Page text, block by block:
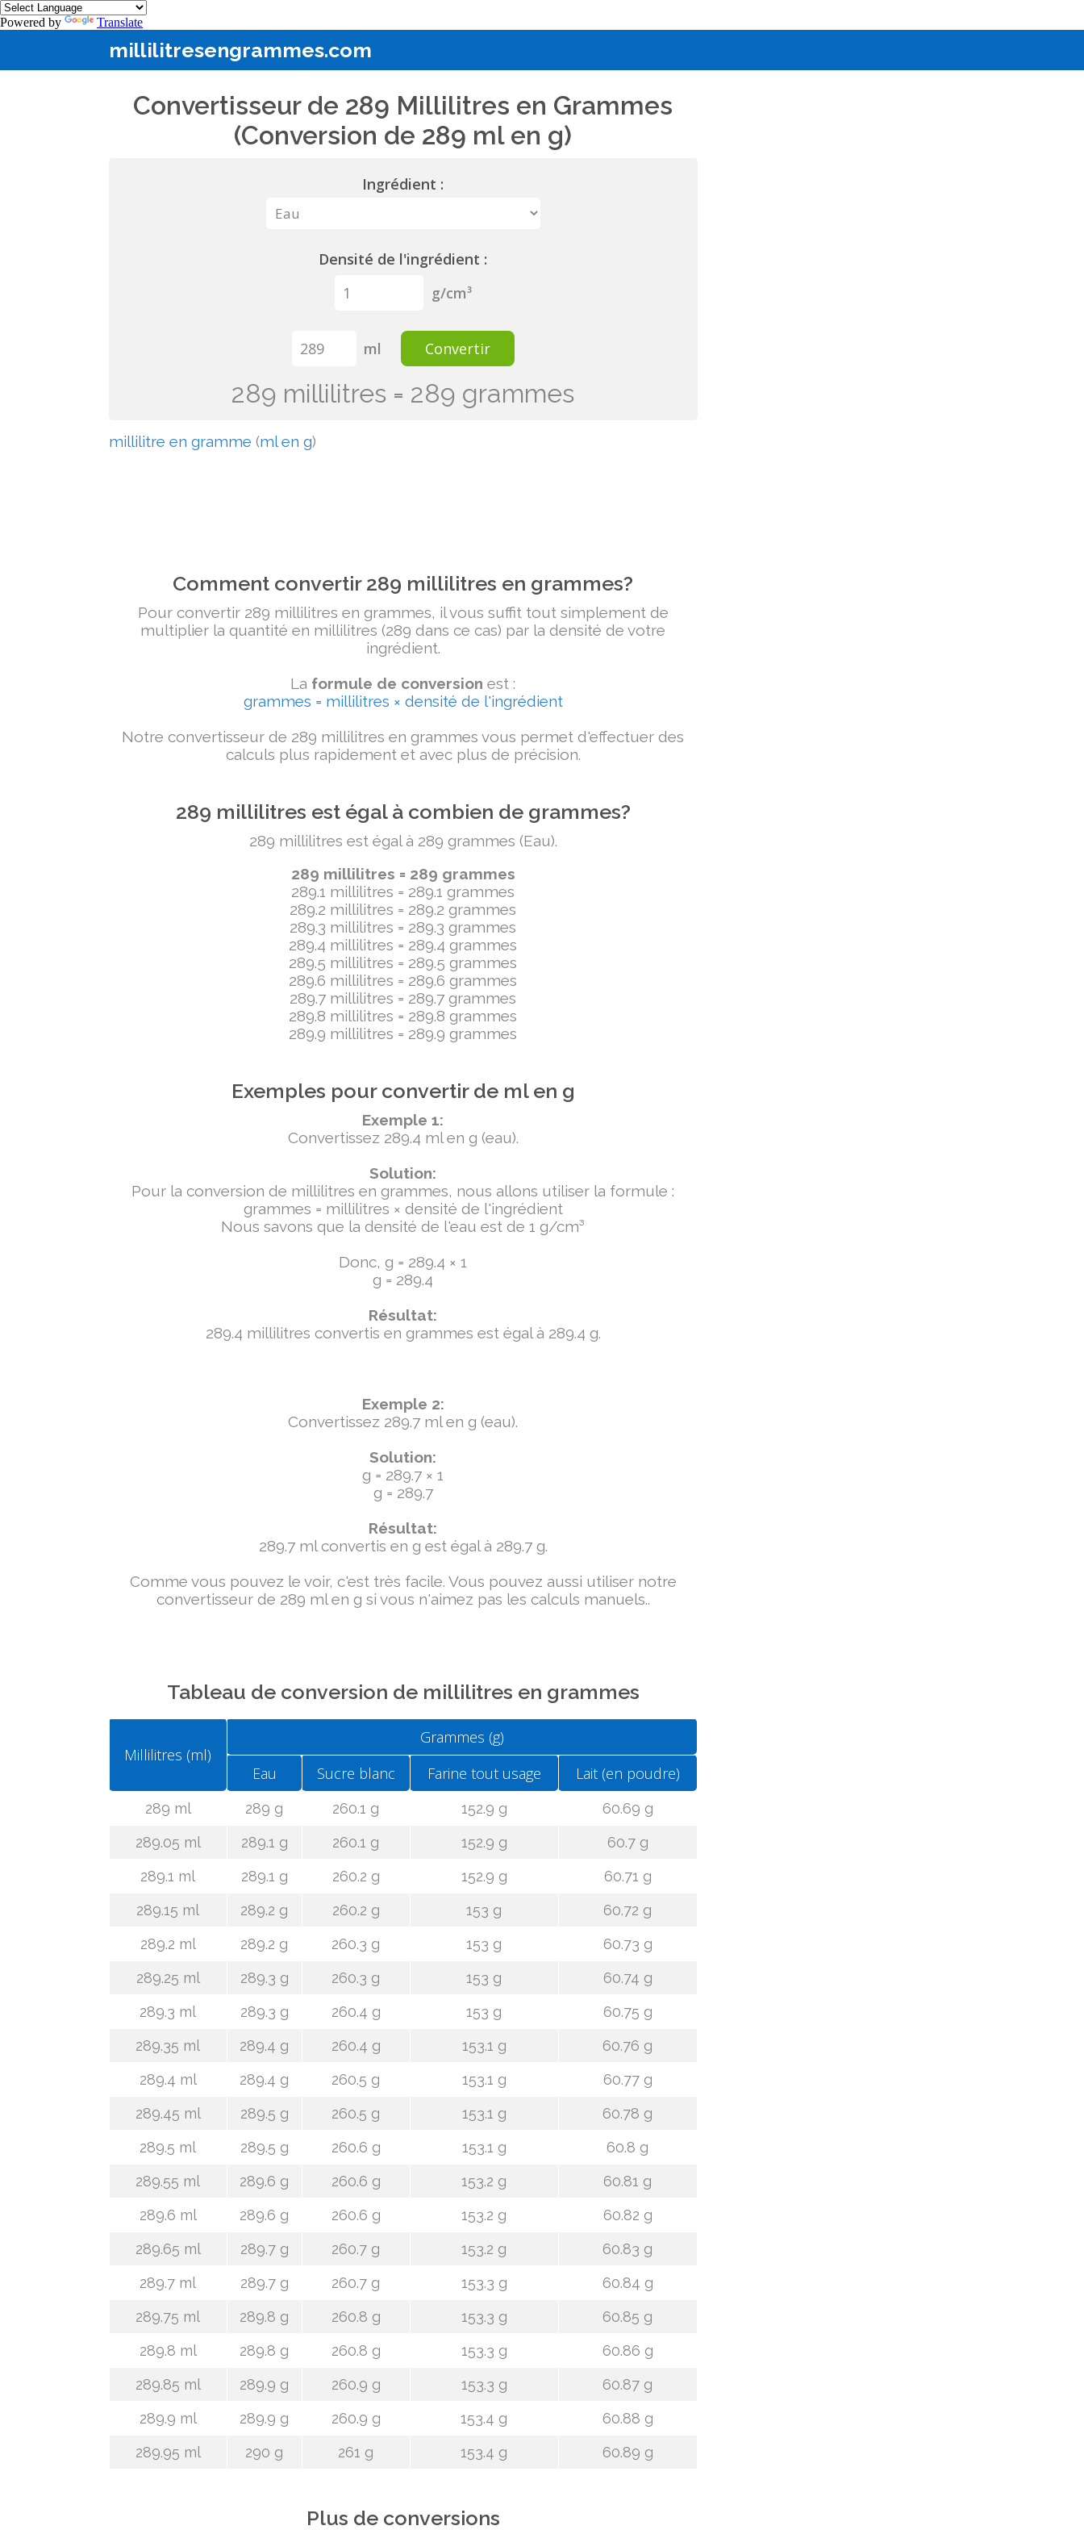
Powered by Translate
millilitresengrammes.com
Convertisseur de 289 Millilitres en Grammes
(Conversion de 289 ml en g)
Ingrédient :
Densité de l'ingrédient :
g/cm³
ml Convertir
289 millilitres = 289 grammes
millilitre en gramme (ml en g)
Comment convertir 289 millilitres en grammes?
Pour convertir 289 millilitres en grammes, il vous suffit tout simplement de
multiplier la quantité en millilitres (289 dans ce cas) par la densité de votre
ingrédient.
La formule de conversion est :
grammes = millilitres × densité de l'ingrédient
Notre convertisseur de 289 millilitres en grammes vous permet d'effectuer des
calculs plus rapidement et avec plus de précision.
289 millilitres est égal à combien de grammes?
289 millilitres est égal à 289 grammes (Eau).
289 millilitres = 289 grammes
289.1 millilitres = 289.1 grammes
289.2 millilitres = 289.2 grammes
289.3 millilitres = 289.3 grammes
289.4 millilitres = 289.4 grammes
289.5 millilitres = 289.5 grammes
289.6 millilitres = 289.6 grammes
289.7 millilitres = 289.7 grammes
289.8 millilitres = 289.8 grammes
289.9 millilitres = 289.9 grammes
Exemples pour convertir de ml en g
Exemple 1:
Convertissez 289.4 ml en g (eau).
Solution:
Pour la conversion de millilitres en grammes, nous allons utiliser la formule :
grammes = millilitres × densité de l'ingrédient
Nous savons que la densité de l'eau est de 1 g/cm³
Donc, g = 289.4 × 1
g = 289.4
Résultat:
289.4 millilitres convertis en grammes est égal à 289.4 g.
Exemple 2:
Convertissez 289.7 ml en g (eau).
Solution:
g = 289.7 × 1
g = 289.7
Résultat:
289.7 ml convertis en g est égal à 289.7 g.
Comme vous pouvez le voir, c'est très facile. Vous pouvez aussi utiliser notre
convertisseur de 289 ml en g si vous n'aimez pas les calculs manuels..
Tableau de conversion de millilitres en grammes
Millilitres (ml)
Grammes (g)
Eau
Sucre blanc Farine tout usage Lait (en poudre)
289 ml 289 g 260.1 g 152.9 g
60.69 g
289.05 ml
289.1 g 260.1 g 152.9 g
60.7 g
289.1 ml
289.1 g 260.2 g 152.9 g
60.71 g
289.15 ml
289.2 g 260.2 g 153 g
60.72 g
289.2 ml
289.2 g 260.3 g 153 g
60.73 g
289.25 ml
289.3 g 260.3 g 153 g
60.74 g
289.3 ml
289.3 g 260.4 g 153 g
60.75 g
289.35 ml
289.4 g 260.4 g 153.1 g
60.76 g
289.4 ml
289.4 g 260.5 g 153.1 g
60.77 g
289.45 ml
289.5 g 260.5 g 153.1 g
60.78 g
289.5 ml
289.5 g 260.6 g 153.1 g
60.8 g
289.55 ml
289.6 g 260.6 g 153.2 g
60.81 g
289.6 ml
289.6 g 260.6 g 153.2 g
60.82 g
289.65 ml
289.7 g 260.7 g 153.2 g
60.83 g
289.7 ml
289.7 g 260.7 g 153.3 g
60.84 g
289.75 ml
289.8 g 260.8 g 153.3 g
60.85 g
289.8 ml
289.8 g 260.8 g 153.3 g
60.86 g
289.85 ml
289.9 g 260.9 g 153.3 g
60.87 g
289.9 ml
289.9 g 260.9 g 153.4 g
60.88 g
289.95 ml
290 g 261 g 153.4 g 60.89 g
Plus de conversions